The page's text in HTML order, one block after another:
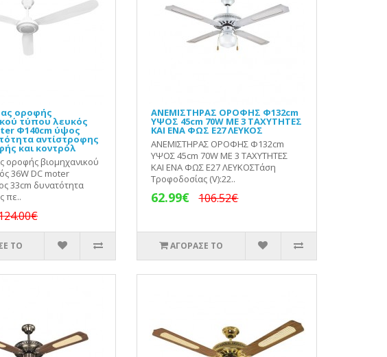
οροφής
τύπου λευκός
Φ140cm ύψος
αντίστροφης
και κοντρόλ
οροφής βιομηχανικού
36W DC moter
33cm δυνατότητα
πε..
ΤΟ
ΑΝΕΜΙΣΤΗΡΑΣ ΟΡΟΦΗΣ Φ132cm
ΥΨΟΣ 45cm 70W ΜΕ 3 ΤΑΧΥΤΗΤΕΣ
ΚΑΙ ΕΝΑ ΦΩΣ Ε27 ΛΕΥΚΟΣ
ΑΝΕΜΙΣΤΗΡΑΣ ΟΡΟΦΗΣ Φ132cm
ΥΨΟΣ 45cm 70W ΜΕ 3 ΤΑΧΥΤΗΤΕΣ
ΚΑΙ ΕΝΑ ΦΩΣ Ε27 ΛΕΥΚΟΣΤάση
Τροφοδοσίας (V):22..
62.99€ 106.52€
ΑΓΟΡΑΣΕ ΤΟ